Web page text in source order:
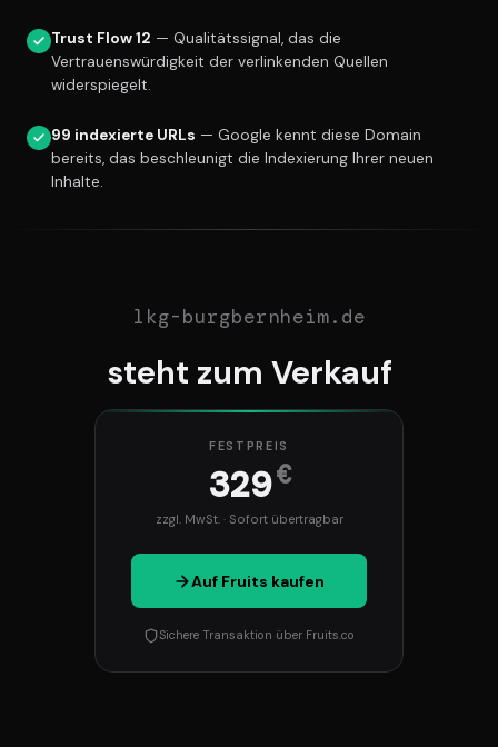
Trust Flow 12 — Qualitätssignal, das die
Vertrauenswürdigkeit der verlinkenden Quellen
widerspiegelt.
99 indexierte URLs — Google kennt diese Domain
bereits, das beschleunigt die Indexierung Ihrer neuen
Inhalte.
lkg-burgbernheim.de
steht zum Verkauf
FESTPREIS
329€
zzgl. MwSt. · Sofort übertragbar
Auf Fruits kaufen
Sichere Transaktion über Fruits.co